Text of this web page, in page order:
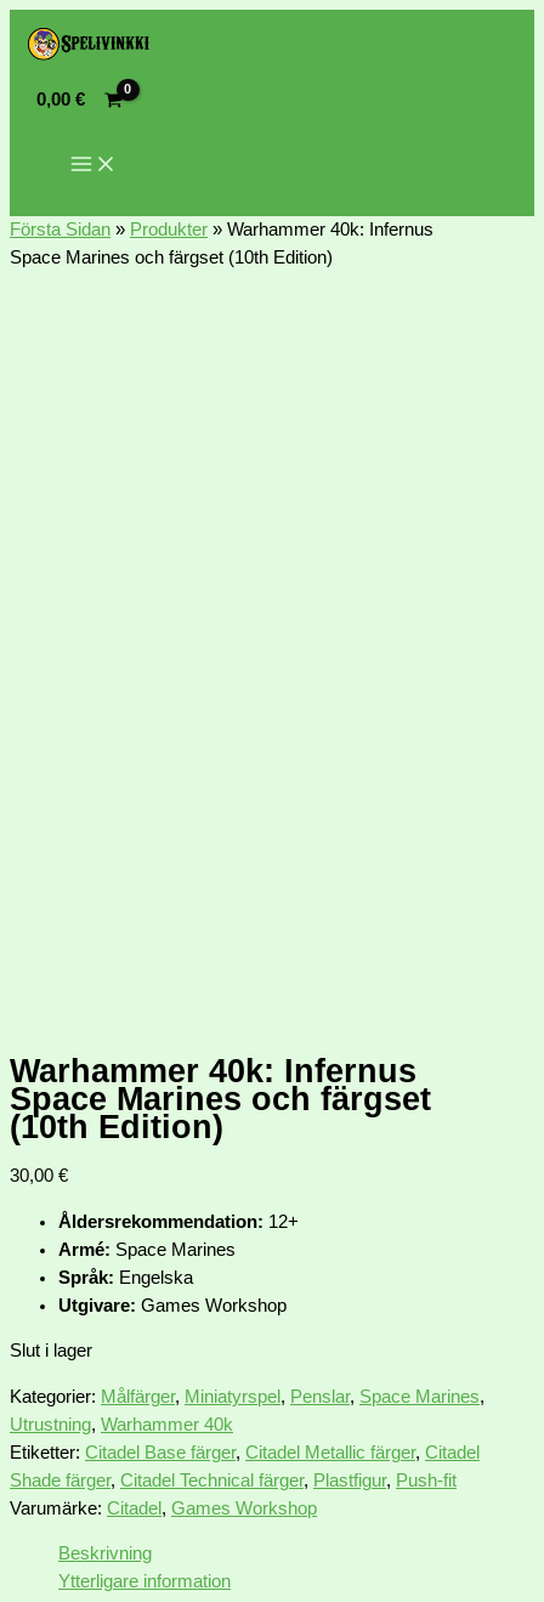
0,00€
Första Sidan » Produkter » Warhammer 40k: Infernus
Space Marines och färgset (10th Edition)
Warhammer 40k: Infernus
Space Marines och färgset
(10th Edition)
30,00 €
Åldersrekommendation: 12+
Armé: Space Marines
Språk: Engelska
Utgivare: Games Workshop
Slut i lager
Kategorier: Målfärger, Miniatyrspel , Penslar, Space Marines,
Utrustning, Warhammer 40k
Etiketter: Citadel Base färger, Citadel Metallic färger, Citadel
Shade färger, Citadel Technical färger, Plastfigur, Push-fit
Varumärke: Citadel , Games Workshop
Beskrivning
Ytterligare information